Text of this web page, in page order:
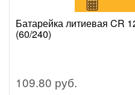
Батарейка литиевая CR
(60/240)
109.80 руб.